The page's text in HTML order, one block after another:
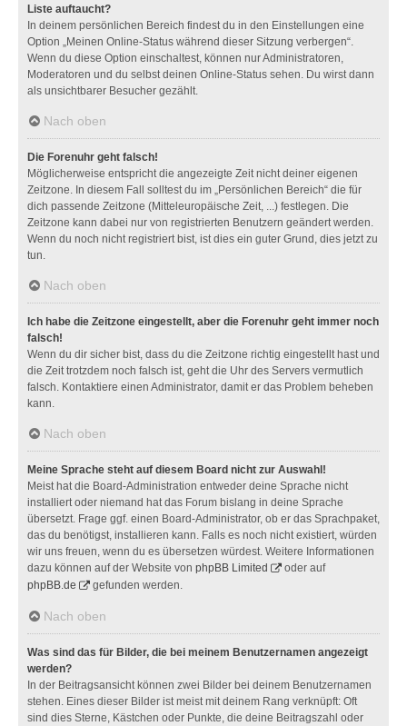
Liste auftaucht?
In deinem persönlichen Bereich findest du in den Einstellungen eine
Option „Meinen Online-Status während dieser Sitzung verbergen“.
Wenn du diese Option einschaltest, können nur Administratoren,
Moderatoren und du selbst deinen Online-Status sehen. Du wirst dann
als unsichtbarer Besucher gezählt.
Nach oben
Die Forenuhr geht falsch!
Möglicherweise entspricht die angezeigte Zeit nicht deiner eigenen
Zeitzone. In diesem Fall solltest du im „Persönlichen Bereich“ die für
dich passende Zeitzone (Mitteleuropäische Zeit, ...) festlegen. Die
Zeitzone kann dabei nur von registrierten Benutzern geändert werden.
Wenn du noch nicht registriert bist, ist dies ein guter Grund, dies jetzt zu
tun.
Nach oben
Ich habe die Zeitzone eingestellt, aber die Forenuhr geht immer noch
falsch!
Wenn du dir sicher bist, dass du die Zeitzone richtig eingestellt hast und
die Zeit trotzdem noch falsch ist, geht die Uhr des Servers vermutlich
falsch. Kontaktiere einen Administrator, damit er das Problem beheben
kann.
Nach oben
Meine Sprache steht auf diesem Board nicht zur Auswahl!
Meist hat die Board-Administration entweder deine Sprache nicht
installiert oder niemand hat das Forum bislang in deine Sprache
übersetzt. Frage ggf. einen Board-Administrator, ob er das Sprachpaket,
das du benötigst, installieren kann. Falls es noch nicht existiert, würden
wir uns freuen, wenn du es übersetzen würdest. Weitere Informationen
dazu können auf der Website von phpBB Limited
oder auf
phpBB.de
gefunden werden.
Nach oben
Was sind das für Bilder, die bei meinem Benutzernamen angezeigt
werden?
In der Beitragsansicht können zwei Bilder bei deinem Benutzernamen
stehen. Eines dieser Bilder ist meist mit deinem Rang verknüpft: Oft
sind dies Sterne, Kästchen oder Punkte, die deine Beitragszahl oder